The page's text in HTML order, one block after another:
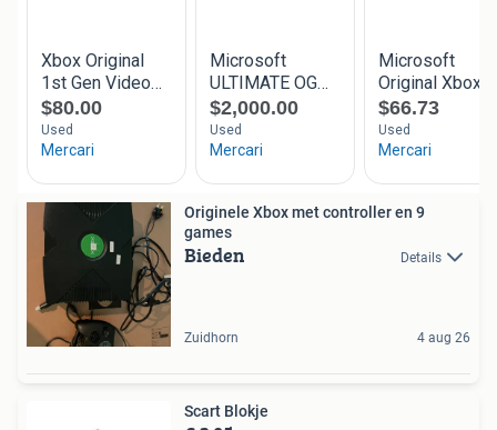
Originele Xbox met controller en 9
games
Bieden Details
Zuidhorn 4 aug 26
Scart Blokje